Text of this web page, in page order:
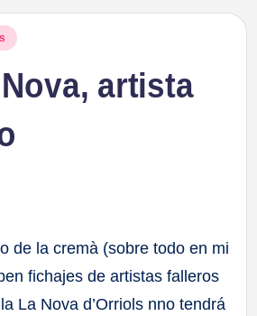
artista
de la cremà (sobre todo en mi
fichajes de artistas falleros
La Nova d’Orriols nno tendrá